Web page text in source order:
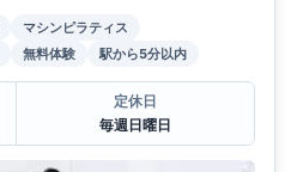
マシンピラティス
無料体験 駅から5分以内
定休日
毎週日曜日